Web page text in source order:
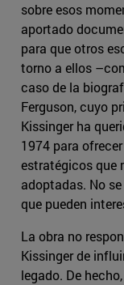
sobre esos
aportado
para que otros
torno a ellos
caso de la
Ferguson, cuyo
Kissinger ha
1974 para
estratégicos que
adoptadas. No
que pueden
La obra no
Kissinger de
legado. De